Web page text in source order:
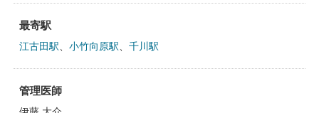
最寄駅
江古田駅 小竹向原駅 千川駅
管理医師